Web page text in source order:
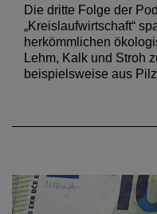
Die dritte Folge der
„Kreislaufwirtschaft“
herkömmlichen
Lehm, Kalk und Stroh
beispielsweise aus